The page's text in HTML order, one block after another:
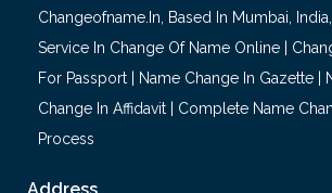
Changeofname.in, Based In Mumbai,
Service In Change Of Name Online |
For Passport | Name Change In Gazette |
Change In Affidavit | Complete Name
Process